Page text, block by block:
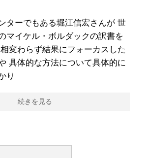
ターでもある堀江信宏さんが 世
マイケル・ボルダックの訳書を
変わらず結果にフォーカスした
具体的な方法について具体的に
り
続きを見る